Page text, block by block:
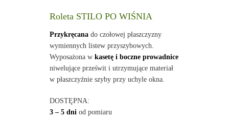
Roleta STILO PO WIŚNIA
Przykręcanado czołowej płaszczyzny
wymiennych listew przyszybowych.
Wyposażona w kasetę i boczne prowadnice
niwelujące prześwit i utrzymujące materiał
w płaszczyźnie szyby przy uchyle okna.
DOSTĘPNA:
3 – 5 dni od pomiaru